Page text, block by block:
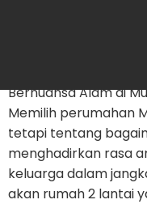
Perumahan
Bernuansa Alam di
Memilih perumahan
tetapi tentang
menghadirkan rasa
keluarga dalam
akan rumah 2 lantai